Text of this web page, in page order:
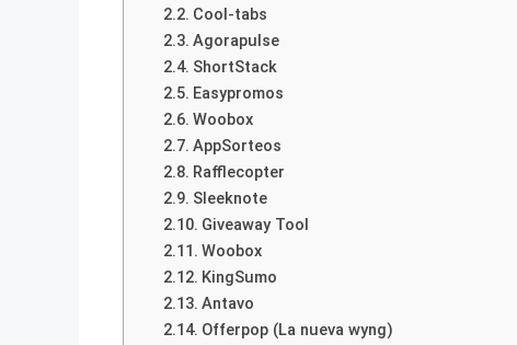
Cool-tabs
Agorapulse
ShortStack
Easypromos
Woobox
AppSorteos
Rafflecopter
Sleeknote
Giveaway Tool
Woobox
KingSumo
Antavo
Offerpop (La nueva wyng)